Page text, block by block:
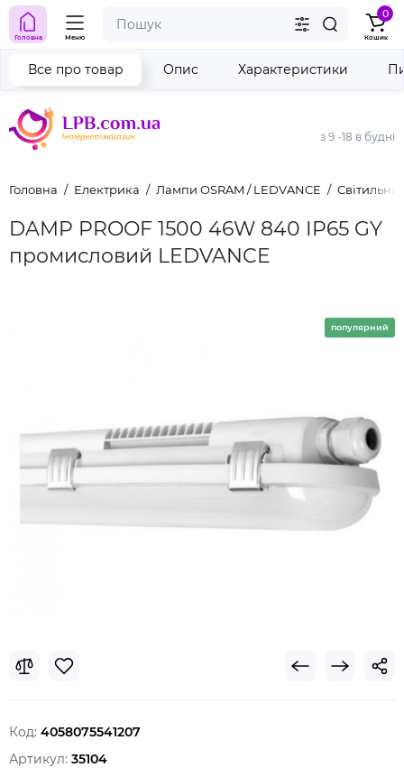
з 9 -18 в будні
Головна Меню
0
Кошик
Головна Електрика Лампи OSRAM / LEDVANCE
DAMP PROOF 1500 46W 840 IP65 GY
промисловий LEDVANCE
Все про товар Опис Характеристики
популярний
Код: 4058075541207
Артикул: 35104